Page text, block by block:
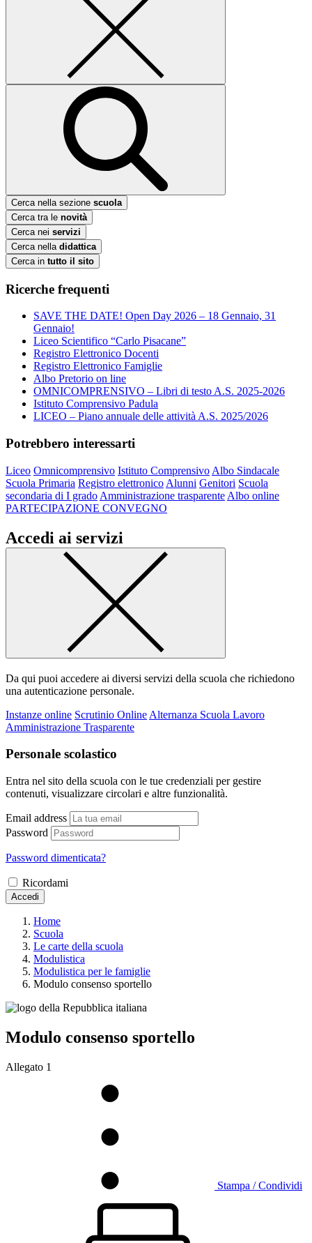
Cerca nella sezione scuola
Cerca tra le novità
Cerca nei servizi
Cerca nella didattica
Cerca in tutto il sito
Ricerche frequenti
SAVE THE DATE! Open Day 2026 – 18 Gennaio, 31
Gennaio!
Liceo Scientifico “Carlo Pisacane”
Registro Elettronico Docenti
Registro Elettronico Famiglie
Albo Pretorio on line
OMNICOMPRENSIVO – Libri di testo A.S. 2025-2026
Istituto Comprensivo Padula
LICEO – Piano annuale delle attività A.S. 2025/2026
Potrebbero interessarti
Liceo Omnicomprensivo Istituto Comprensivo Albo Sindacale
Scuola Primaria Registro elettronico Alunni Genitori Scuola
secondaria di I grado Amministrazione trasparente Albo online
PARTECIPAZIONE CONVEGNO
Accedi ai servizi
Da qui puoi accedere ai diversi servizi della scuola che richiedono
una autenticazione personale.
Instanze online Scrutinio Online Alternanza Scuola Lavoro
Amministrazione Trasparente
Personale scolastico
Entra nel sito della scuola con le tue credenziali per gestire
contenuti, visualizzare circolari e altre funzionalità.
Email address
Password
Password dimenticata?
Ricordami
Accedi
Home
Scuola
Le carte della scuola
Modulistica
Modulistica per le famiglie
Modulo consenso sportello
Modulo consenso sportello
Allegato 1
Stampa / Condividi